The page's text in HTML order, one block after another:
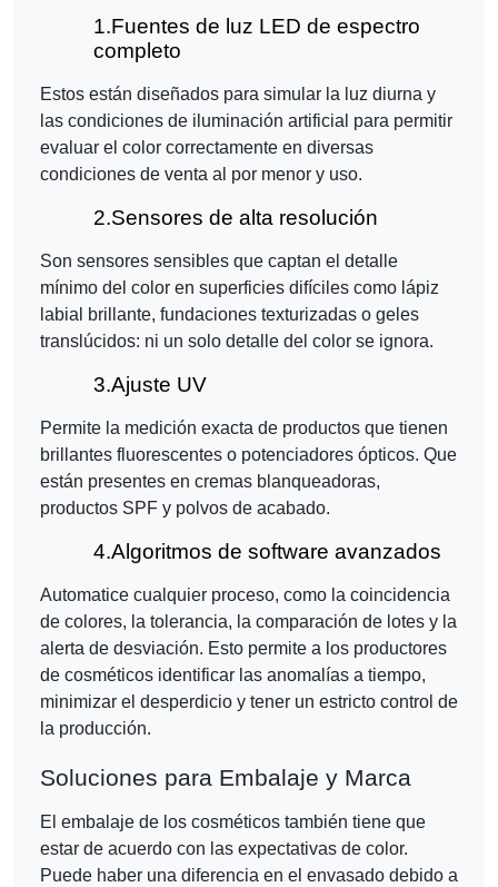
1.Fuentes de luz LED de espectro
completo
Estos están diseñados para simular la luz diurna y
las condiciones de iluminación artificial para permitir
evaluar el color correctamente en diversas
condiciones de venta al por menor y uso.
2.Sensores de alta resolución
Son sensores sensibles que captan el detalle
mínimo del color en superficies difíciles como lápiz
labial brillante, fundaciones texturizadas o geles
translúcidos: ni un solo detalle del color se ignora.
3.Ajuste UV
Permite la medición exacta de productos que tienen
brillantes fluorescentes o potenciadores ópticos. Que
están presentes en cremas blanqueadoras,
productos SPF y polvos de acabado.
4.Algoritmos de software avanzados
Automatice cualquier proceso, como la coincidencia
de colores, la tolerancia, la comparación de lotes y la
alerta de desviación. Esto permite a los productores
de cosméticos identificar las anomalías a tiempo,
minimizar el desperdicio y tener un estricto control de
la producción.
Soluciones para Embalaje y Marca
El embalaje de los cosméticos también tiene que
estar de acuerdo con las expectativas de color.
Puede haber una diferencia en el envasado debido a